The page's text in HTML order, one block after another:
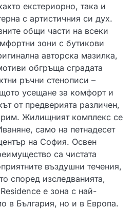
екстериорно, така и
с артистичния си дух.
общи части на всеки
зони с бутикови
авторска мазилка,
обгръща сградата
ръчни стенописи –
усещане за комфорт и
от предверията различен,
Жилищният комплекс се
само на петнадесет
на София. Освен
са чистата
въздушни течения,
според изследванията,
е зона с най-
в България, но и в Европа.